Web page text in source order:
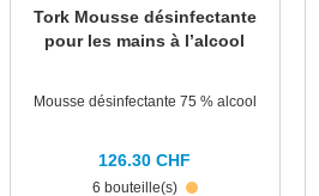
Tork Mousse désinfectante
pour les mains à l’alcool
Mousse désinfectante 75 % alcool
6 bouteille(s)
126.30 CHF